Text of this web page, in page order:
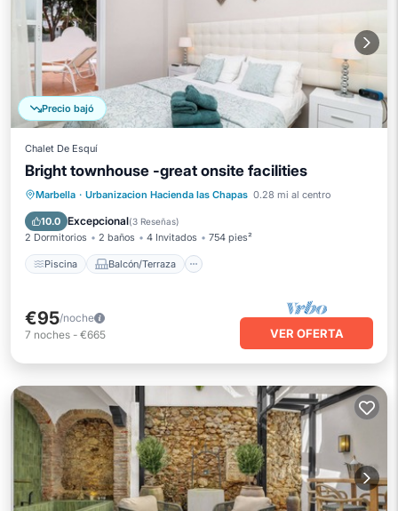
Precio bajó
Chalet De Esquí
Bright townhouse -great onsite facilities
Marbella · Urbanizacion Hacienda las Chapas 0.28 mi al centro
10.0 Excepcional(3 Reseñas)
2 Dormitorios 2 baños 4 Invitados 754 pies²
Piscina Balcón/Terraza
Piscina Balcón/Terraza
Cocina
Aire acondicionado
€95/noche
7 noches - €665 VER OFERTA